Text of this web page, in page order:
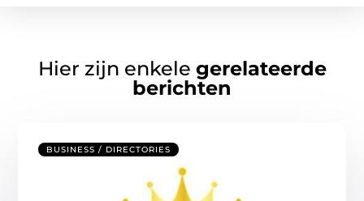
Hier zijn enkele gerelateerde
berichten
BUSINESS / DIRECTORIES